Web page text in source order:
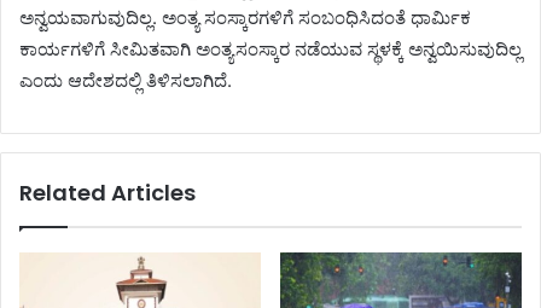
ಅನ್ವಯವಾಗುವುದಿಲ್ಲ. ಅಂತ್ಯ ಸಂಸ್ಕಾರಗಳಿಗೆ ಸಂಬಂಧಿಸಿದಂತೆ ಧಾರ್ಮಿಕ
ಕಾರ್ಯಗಳಿಗೆ ಸೀಮಿತವಾಗಿ ಅಂತ್ಯಸಂಸ್ಕಾರ ನಡೆಯುವ ಸ್ಥಳಕ್ಕೆ ಅನ್ವಯಿಸುವುದಿಲ್ಲ
ಎಂದು ಆದೇಶದಲ್ಲಿ ತಿಳಿಸಲಾಗಿದೆ.
Related Articles